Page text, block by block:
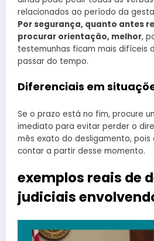
relacionados ao período da
Por segurança, quanto antes
procurar orientação, melhor,
testemunhas ficam mais difíceis
passar do tempo.
Diferenciais em
Se o prazo está no fim, procure
imediato para evitar perder o
mês exato do desligamento,
contar a partir desse momento.
exemplos reais de
judiciais